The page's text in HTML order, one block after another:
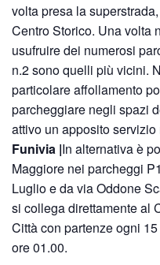
volta presa la
Centro Storico. Una volta
usufruire dei numerosi
n.2 sono quelli più vicini.
particolare affollamento
parcheggiare negli spazi
attivo un apposito servizio
Funivia |In alternativa è
Maggiore nei parcheggi
Luglio e da via Oddone
si collega direttamente al
Città con partenze ogni
ore 01.00.